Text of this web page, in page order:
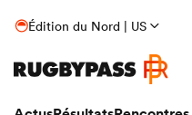
Édition du Nord | US